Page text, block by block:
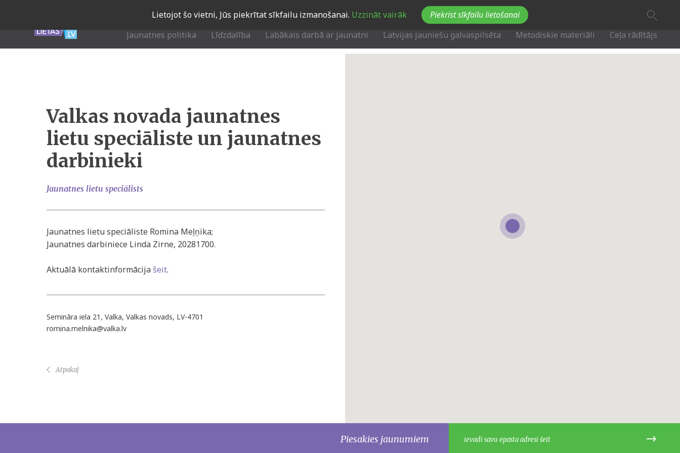
Lietojot šo vietni, Jūs piekrītat sīkfailu izmanošanai. Uzzināt vairāk Piekrist sīkfailu lietošanai
Jaunatnes politika Līdzdalība Labākais darbā ar jaunatni Latvijas jauniešu galvaspilsēta Metodiskie materiāli Ceļa rādītājs
Valkas novada jaunatnes
lietu speciāliste un jaunatnes
darbinieki
Jaunatnes lietu speciālists
Jaunatnes lietu speciāliste Romina Meļņika;
Jaunatnes darbiniece Linda Zirne, 20281700.
Aktuālā kontaktinformācija šeit.
Semināra iela 21, Valka, Valkas novads, LV-4701
romina.melnika@valka.lv
Atpakaļ
Piesakies jaunumiem